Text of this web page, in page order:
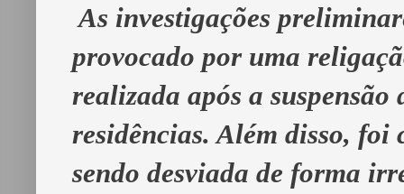
As investigações
provocado por uma
realizada após a
residências. Além disso, foi
sendo desviada de forma